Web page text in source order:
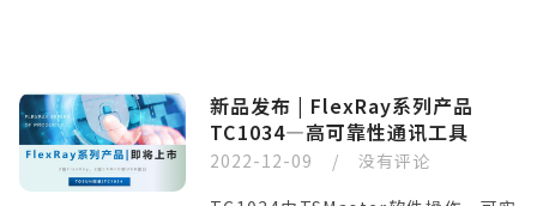
新品发布 | FlexRay系列产品
TC1034—高可靠性通讯工具
2022-12-09
没有评论